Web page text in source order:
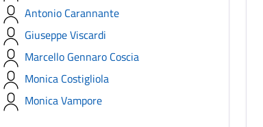
Antonio Carannante
Giuseppe Viscardi
Marcello Gennaro Coscia
Monica Costigliola
Monica Vampore